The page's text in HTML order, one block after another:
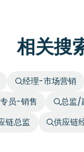
相关搜
经理-市场营销
专员-销售 总监/
链总监 供应链